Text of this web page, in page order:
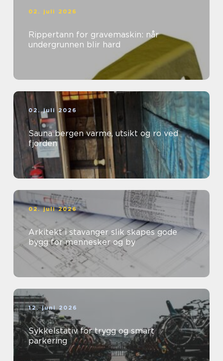
02. juli 2026
Rippertann for gravemaskin: når
undergrunnen blir hard
02. juli 2026
Sauna bergen varme, utsikt og ro ved
fjorden
02. juli 2026
Arkitekt i stavanger slik skapes gode
bygg for mennesker og by
12. juni 2026
Sykkelstativ for trygg og smart
parkering